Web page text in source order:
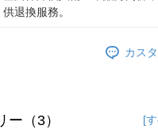
供退換服務。
カス
（3） [